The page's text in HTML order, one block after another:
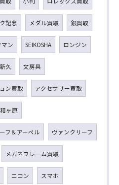
記念 メダル買取 銀買取
マン SEIKOSHA ロンジン
新久 文房具
ン買取 アクセサリー買取
和ヶ原
フ＆アーペル ヴァンクリーフ
メガネフレーム買取
ニコン スマホ